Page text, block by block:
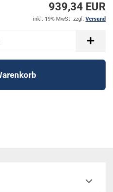
939,34 EUR
inkl. 19% MwSt. zzgl. Versand